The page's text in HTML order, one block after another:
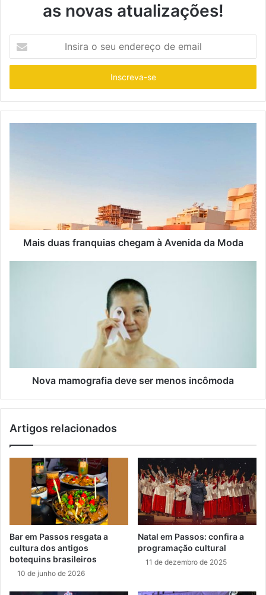
as novas atualizações!
seu
de
email
Mais duas franquias chegam à Avenida da Moda
Nova mamografia deve ser menos incômoda
Artigos relacionados
Bar em Passos resgata a
cultura dos antigos
botequins brasileiros
10 de junho de 2026
Natal em Passos: confira a
programação cultural
11 de dezembro de 2025